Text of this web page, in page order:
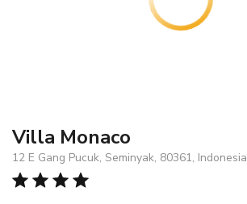
Villa Monaco
12 E Gang Pucuk, Seminyak, 80361, Indonesia